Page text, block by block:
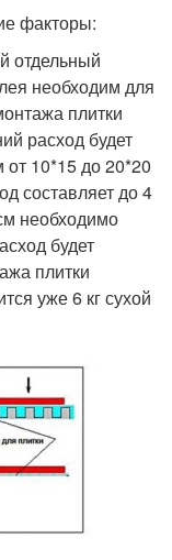
факторы:
отдельный
необходим для
плитки
расход будет
10*15 до 20*20
составляет до 4
необходимо
будет
плитки
уже 6 кг сухой